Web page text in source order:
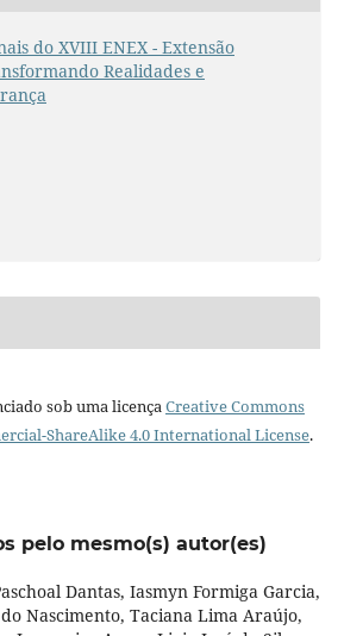
do XVIII ENEX - Extensão
Realidades e
sob uma licençaCreative Commons
ShareAlike 4.0 International License.
pelo mesmo(s) autor(es)
Dantas, Iasmyn Formiga Garcia,
Nascimento, Taciana Lima Araújo,